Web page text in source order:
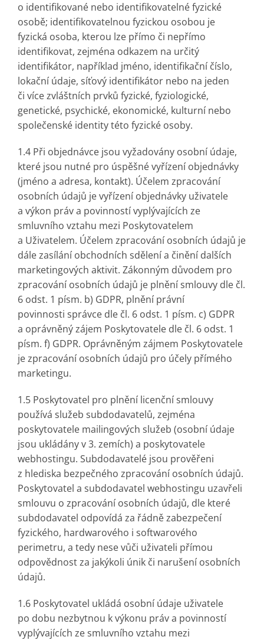
o identifikované nebo identifikovatelné fyzické
osobě; identifikovatelnou fyzickou osobou je
fyzická osoba, kterou lze přímo či nepřímo
identifikovat, zejména odkazem na určitý
identifikátor, například jméno, identifikační číslo,
lokační údaje, síťový identifikátor nebo na jeden
či více zvláštních prvků fyzické, fyziologické,
genetické, psychické, ekonomické, kulturní nebo
společenské identity této fyzické osoby.
1.4 Při objednávce jsou vyžadovány osobní údaje,
které jsou nutné pro úspěšné vyřízení objednávky
(jméno a adresa, kontakt). Účelem zpracování
osobních údajů je vyřízení objednávky uživatele
a výkon práv a povinností vyplývajících ze
smluvního vztahu mezi Poskytovatelem
a Uživatelem. Účelem zpracování osobních údajů je
dále zasílání obchodních sdělení a činění dalších
marketingových aktivit. Zákonným důvodem pro
zpracování osobních údajů je plnění smlouvy dle čl.
6 odst. 1 písm. b) GDPR, plnění právní
povinnosti správce dle čl. 6 odst. 1 písm. c) GDPR
a oprávněný zájem Poskytovatele dle čl. 6 odst. 1
písm. f) GDPR. Oprávněným zájmem Poskytovatele
je zpracování osobních údajů pro účely přímého
marketingu.
1.5 Poskytovatel pro plnění licenční smlouvy
používá služeb subdodavatelů, zejména
poskytovatele mailingových služeb (osobní údaje
jsou ukládány v 3. zemích) a poskytovatele
webhostingu. Subdodavatelé jsou prověřeni
z hlediska bezpečného zpracování osobních údajů.
Poskytovatel a subdodavatel webhostingu uzavřeli
smlouvu o zpracování osobních údajů, dle které
subdodavatel odpovídá za řádně zabezpečení
fyzického, hardwarového i softwarového
perimetru, a tedy nese vůči uživateli přímou
odpovědnost za jakýkoli únik či narušení osobních
údajů.
1.6 Poskytovatel ukládá osobní údaje uživatele
po dobu nezbytnou k výkonu práv a povinností
vyplývajících ze smluvního vztahu mezi